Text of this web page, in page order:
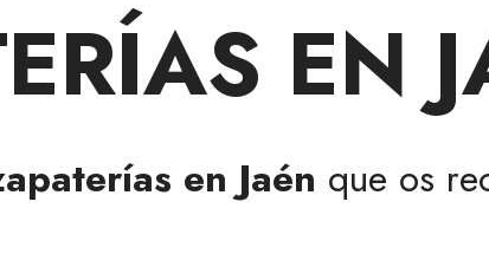
EN
en Jaén que os